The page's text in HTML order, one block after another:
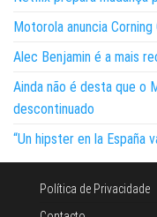
Motorola anuncia
Alec Benjamin é a mais
Ainda não é desta que o
descontinuado
“Un hipster en la España
Política de Privacidade